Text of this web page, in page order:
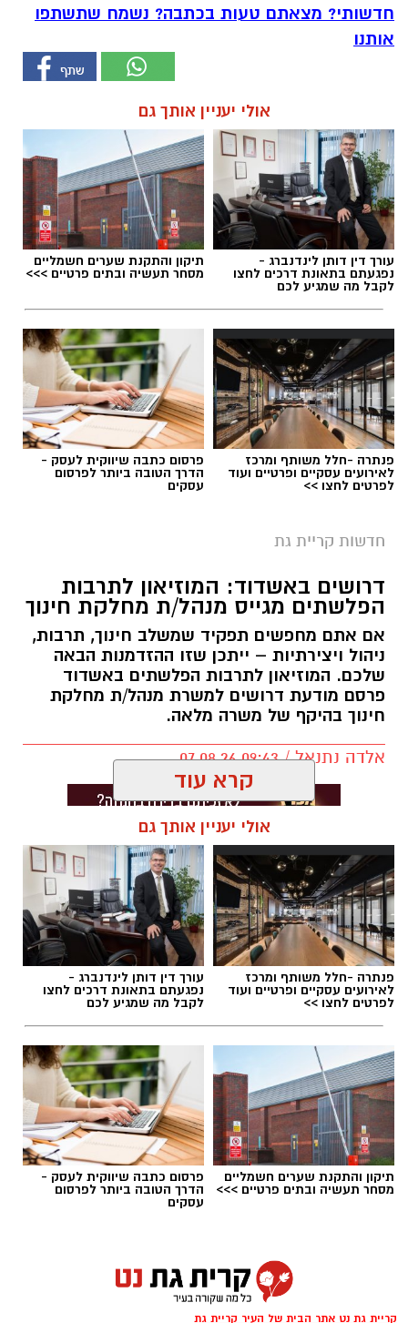
חדשותי? מצאתם טעות בכתבה? נשמח שתשתפו
אותנו
אולי יעניין אותך גם
עורך דין דותן לינדנברג -
נפגעתם בתאונת דרכים לחצו
לקבל מה שמגיע לכם
תיקון והתקנת שערים חשמליים
מסחר תעשיה ובתים פרטיים >>>
פנתרה -חלל משותף ומרכז
לאירועים עסקיים ופרטיים ועוד
לפרטים לחצו >>
פרסום כתבה שיווקית לעסק -
הדרך הטובה ביותר לפרסום
עסקים
חדשות קריית גת
דרושים באשדוד: המוזיאון לתרבות
הפלשתים מגייס מנהל/ת מחלקת חינוך
אם אתם מחפשים תפקיד שמשלב חינוך, תרבות,
ניהול ויצירתיות – ייתכן שזו ההזדמנות הבאה
שלכם. המוזיאון לתרבות הפלשתים באשדוד
פרסם מודעת דרושים למשרת מנהל/ת מחלקת
חינוך בהיקף של משרה מלאה.
אלדה נתנאל / 09:43 07.08.26
תגים:דרושים באשדוד
במסגרת התפקיד יידרש המועמד להוביל את תחום
החינוך וההדרכה במוזיאון, לנהל ולהוביל צוות
מקצועי, לפתח תוכניות חינוכיות, ליצור אירועי תוכן
קרא עוד
אולי יעניין אותך גם
פנתרה -חלל משותף ומרכז
לאירועים עסקיים ופרטיים ועוד
לפרטים לחצו >>
עורך דין דותן לינדנברג -
נפגעתם בתאונת דרכים לחצו
לקבל מה שמגיע לכם
תיקון והתקנת שערים חשמליים
מסחר תעשיה ובתים פרטיים >>>
פרסום כתבה שיווקית לעסק -
הדרך הטובה ביותר לפרסום
עסקים
קריית גת נט אתר הבית של העיר קריית גת